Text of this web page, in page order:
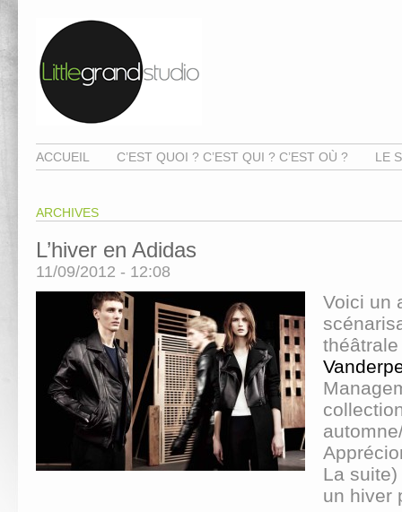
ACCUEIL C’EST QUOI ? C’EST QUI ? C’EST OÙ ? LE
ARCHIVES
L’hiver en Adidas
11/09/2012 - 12:08
Voici un
La
un hiver